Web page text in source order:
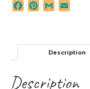
Facebook
Pinterest
Gmail
Description
Description